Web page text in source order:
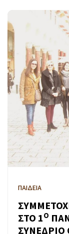
ΠΑΙΔΕΙΑ
ΣΤΟ 1Ο